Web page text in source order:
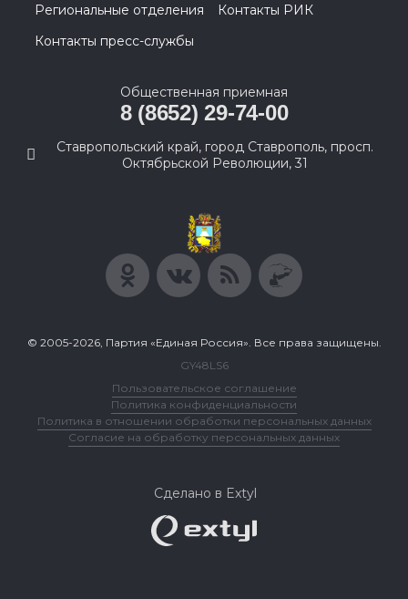
Региональные отделения
Контакты РИК
Контакты пресс-службы
Общественная приемная
8 (8652) 29-74-00
Ставропольский край, город Ставрополь, просп.
Октябрьской Революции, 31
© 2005-2026, Партия «Единая Россия». Все права защищены.
GY48LS6
Пользовательское соглашение
Политика конфиденциальности
Политика в отношении обработки персональных данных
Согласие на обработку персональных данных
Сделано в Extyl